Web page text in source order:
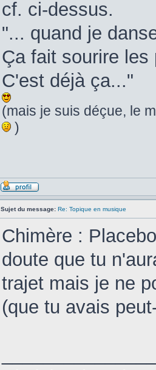
cf. ci-dessus.
"... quand je
Ça fait sourire les
C'est déjà ça..."
(mais je suis déçue, le
)
Sujet du message: Re: Topique en musique
Chimère :
doute que tu
trajet mais je ne
(que tu avais